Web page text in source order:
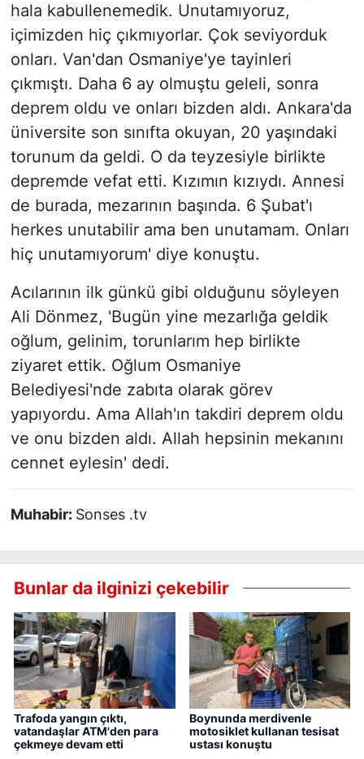
hala kabullenemedik. Unutamıyoruz,
içimizden hiç çıkmıyorlar. Çok seviyorduk
onları. Van'dan Osmaniye'ye tayinleri
çıkmıştı. Daha 6 ay olmuştu geleli, sonra
deprem oldu ve onları bizden aldı. Ankara'da
üniversite son sınıfta okuyan, 20 yaşındaki
torunum da geldi. O da teyzesiyle birlikte
depremde vefat etti. Kızımın kızıydı. Annesi
de burada, mezarının başında. 6 Şubat'ı
herkes unutabilir ama ben unutamam. Onları
hiç unutamıyorum' diye konuştu.
Acılarının ilk günkü gibi olduğunu söyleyen
Ali Dönmez, 'Bugün yine mezarlığa geldik
oğlum, gelinim, torunlarım hep birlikte
ziyaret ettik. Oğlum Osmaniye
Belediyesi'nde zabıta olarak görev
yapıyordu. Ama Allah'ın takdiri deprem oldu
ve onu bizden aldı. Allah hepsinin mekanını
cennet eylesin' dedi.
Muhabir: Sonses .tv
Bunlar da ilginizi çekebilir
Trafoda yangın çıktı,
vatandaşlar ATM'den para
çekmeye devam etti
Boynunda merdivenle
motosiklet kullanan tesisat
ustası konuştu